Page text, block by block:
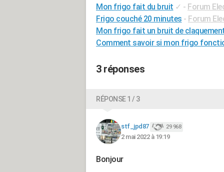
Mon frigo fait du bruit ✓ - Forum
Frigo couché 20 minutes - Forum
Mon frigo fait un bruit de
Comment savoir si mon frigo
3 réponses
RÉPONSE 1 / 3
stf_jpd87 29 968
2 mai 2022 à 19:19
Bonjour